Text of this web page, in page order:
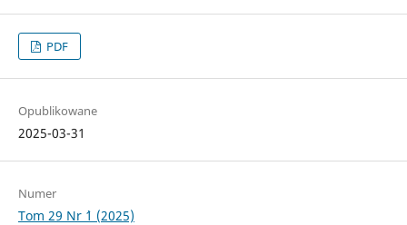
PDF
Opublikowane
2025-03-31
Numer
Tom 29 Nr `1 (2025)